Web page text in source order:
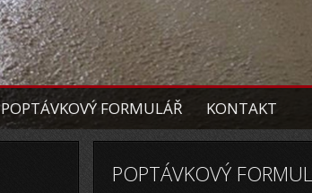
POPTÁVKOVÝ FORMULÁŘ KONTAKT
POPTÁVKOVÝ